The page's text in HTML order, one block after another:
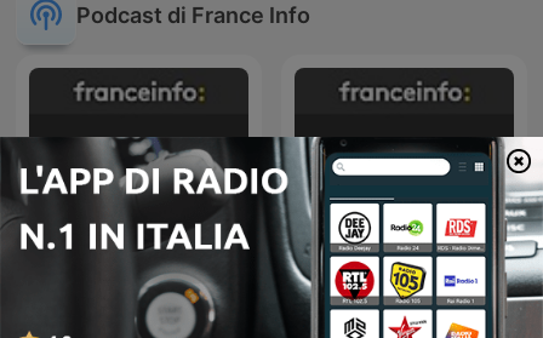
Podcast di France Info
franceinfo: junior Nouveau monde